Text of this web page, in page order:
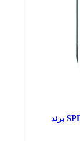
اینورتر شارژر 5000 وات مدل SPF 5000 ES برند